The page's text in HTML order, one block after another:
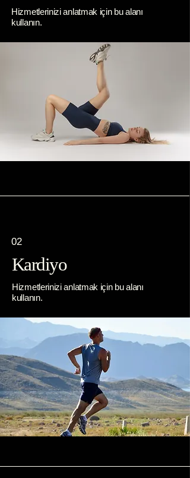
Hizmetlerinizi anlatmak için bu alanı
kullanın.
02
Kardiyo
Hizmetlerinizi anlatmak için bu alanı
kullanın.